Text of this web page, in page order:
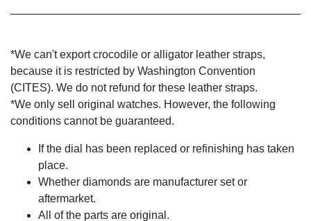
*We can't export crocodile or alligator leather straps,
because it is restricted by Washington Convention
(CITES). We do not refund for these leather straps.
*We only sell original watches. However, the following
conditions cannot be guaranteed.
If the dial has been replaced or refinishing has taken
place.
Whether diamonds are manufacturer set or
aftermarket.
All of the parts are original.